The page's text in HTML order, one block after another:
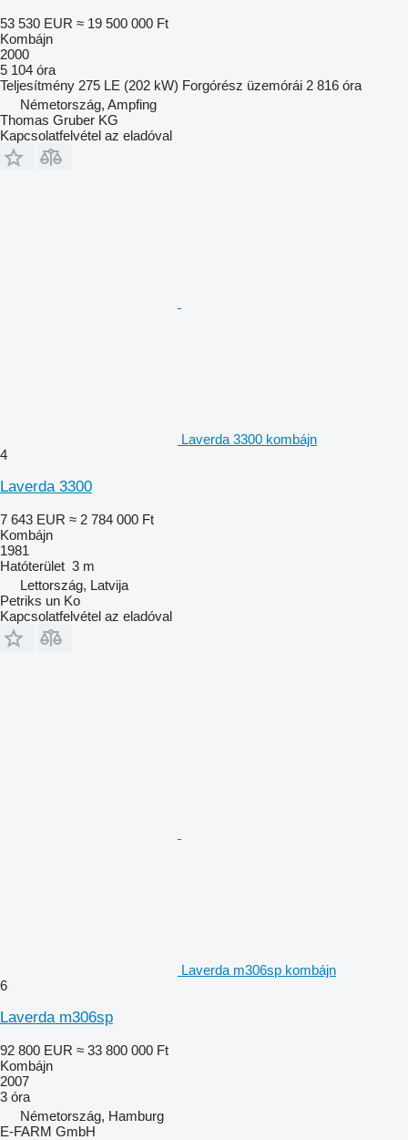
53 530 EUR ≈ 19 500 000 Ft
Kombájn
2000
5 104 óra
Teljesítmény 275 LE (202 kW) Forgórész üzemórái 2 816 óra
Németország, Ampfing
Thomas Gruber KG
Kapcsolatfelvétel az eladóval
Laverda 3300 kombájn
4
Laverda 3300
7 643 EUR ≈ 2 784 000 Ft
Kombájn
1981
Hatóterület 3 m
Lettország, Latvija
Petriks un Ko
Kapcsolatfelvétel az eladóval
Laverda m306sp kombájn
6
Laverda m306sp
92 800 EUR ≈ 33 800 000 Ft
Kombájn
2007
3 óra
Németország, Hamburg
E-FARM GmbH